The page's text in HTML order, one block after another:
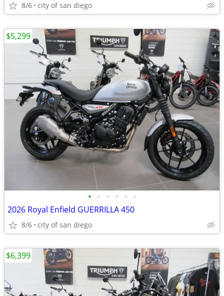
8/6 city of san diego
• • • • • •
2026 Royal Enfield GUERRILLA 450
8/6 city of san diego
$5,299
$6,399